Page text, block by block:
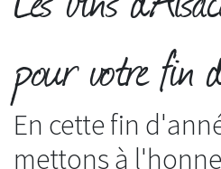
pour votre fin
En cette fin
mettons à